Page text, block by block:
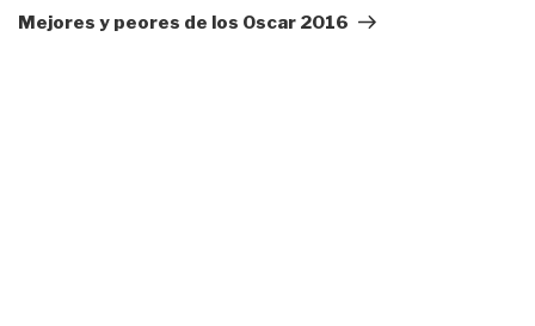
entrada
Mejores y peores de los Oscar 2016